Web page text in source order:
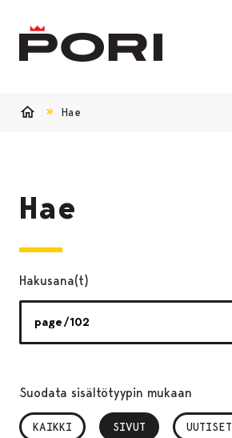
Hae
Hae
Hakusana(t)
Suodata sisältötyypin mukaan
KAIKKI SIVUT
, VALITTU UUTISET